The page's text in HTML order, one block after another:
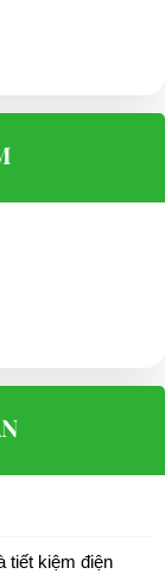
tiết kiệm điện